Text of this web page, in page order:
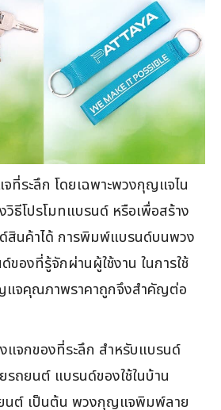
ระลึก โดยเฉพาะพวงกุญแจไน
ธีโปรโมทแบรนด์ หรือเพื่อสร้าง
สินค้าได้ การพิมพ์แบรนด์บนพวง
องที่รู้จักผ่านผู้ใช้งาน ในการใช้
แจคุณภาพราคาถูกจึงสำคัญต่อ
จกของที่ระลึก สำหรับแบรนด์
รถยนต์ แบรนด์ของใช้ในบ้าน
ยนต์ เป็นต้น พวงกุญแจพิมพ์ลาย